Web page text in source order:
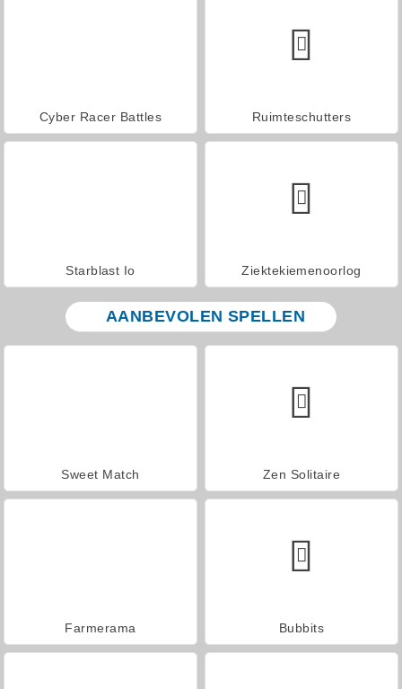
Cyber Racer Battles Ruimteschutters
Starblast Io Ziektekiemenoorlog
AANBEVOLEN SPELLEN
Sweet Match Zen Solitaire
Farmerama Bubbits